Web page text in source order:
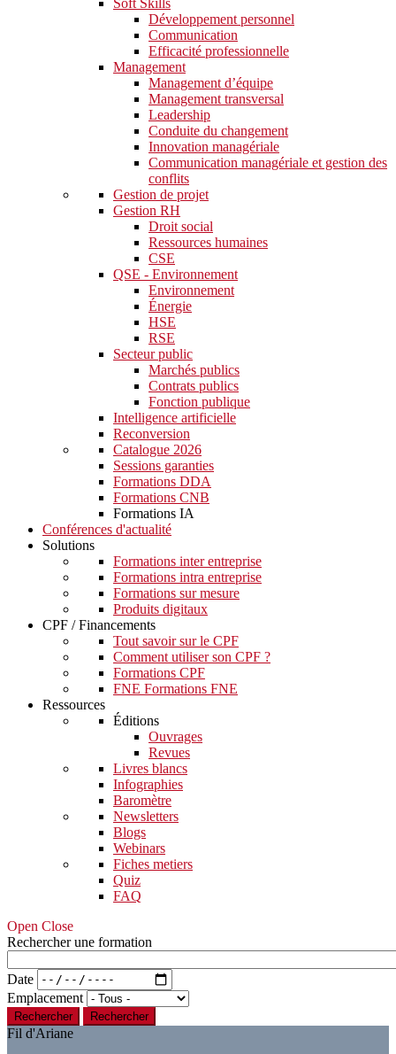
Développement personnel
Communication
Efficacité professionnelle
Management
Management d’équipe
Management transversal
Leadership
Conduite du changement
Innovation managériale
Communication managériale et gestion des
conflits
Gestion de projet
Gestion RH
Droit social
Ressources humaines
CSE
QSE - Environnement
Environnement
Énergie
HSE
RSE
Secteur public
Marchés publics
Contrats publics
Fonction publique
Intelligence artificielle
Reconversion
Catalogue 2026
Sessions garanties
Formations DDA
Formations CNB
Formations IA
Conférences d'actualité
Solutions
Formations inter entreprise
Formations intra entreprise
Formations sur mesure
Produits digitaux
CPF / Financements
Tout savoir sur le CPF
Comment utiliser son CPF ?
Formations CPF
FNE Formations FNE
Ressources
Éditions
Ouvrages
Revues
Livres blancs
Infographies
Baromètre
Newsletters
Blogs
Webinars
Fiches metiers
Quiz
FAQ
Open Close
Rechercher une formation
Date
Emplacement
Rechercher
Fil d'Ariane